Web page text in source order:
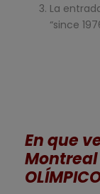
La
“since
En que
Montreal